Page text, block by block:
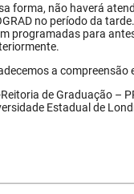
forma, não haverá
no período da
programadas para
a compreensão
de Graduação –
Estadual de